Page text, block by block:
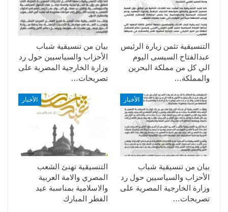
بيان من تنسيقية شباب
الأحزاب والسياسيين حول رد
وزارة الخارجية المصرية على
تصريحات…
التنسيقية تثمن زيارة الرئيس
عبدالفتاح السيسى اليوم
الي كل من مملكة البحرين
والمملكة…
الأخبار
التنسيقية تهنئ الشعب
المصري والامة العربية
والاسلامية بمناسبة عيد
الفطر المبارك
الأخبار
بيان من تنسيقية شباب
الأحزاب والسياسيين حول رد
وزارة الخارجية المصرية على
تصريحات…